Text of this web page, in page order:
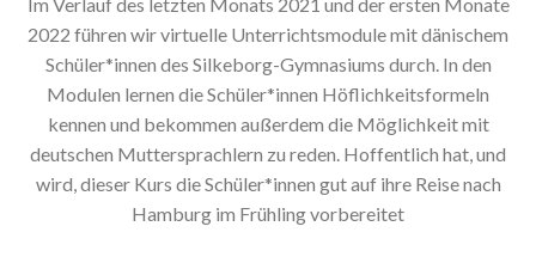
2022 führen wir virtuelle Unterrichtsmodule mit dänischem
Schüler*innen des Silkeborg-Gymnasiums durch. In den
Modulen lernen die Schüler*innen Höflichkeitsformeln
kennen und bekommen außerdem die Möglichkeit mit
deutschen Muttersprachlern zu reden. Hoffentlich hat, und
wird, dieser Kurs die Schüler*innen gut auf ihre Reise nach
Hamburg im Frühling vorbereitet